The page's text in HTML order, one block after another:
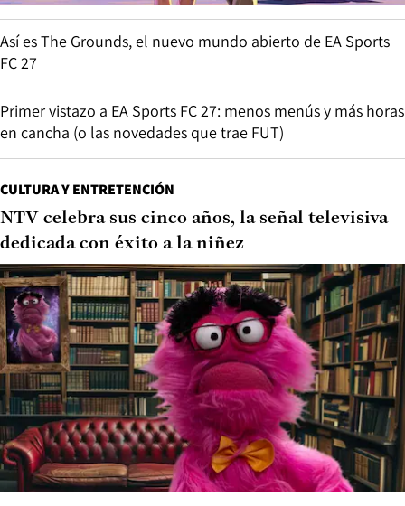
Así es The Grounds, el nuevo mundo abierto de EA Sports
FC 27
Primer vistazo a EA Sports FC 27: menos menús y más horas
en cancha (o las novedades que trae FUT)
CULTURA Y ENTRETENCIÓN
NTV celebra sus cinco años, la señal televisiva
dedicada con éxito a la niñez